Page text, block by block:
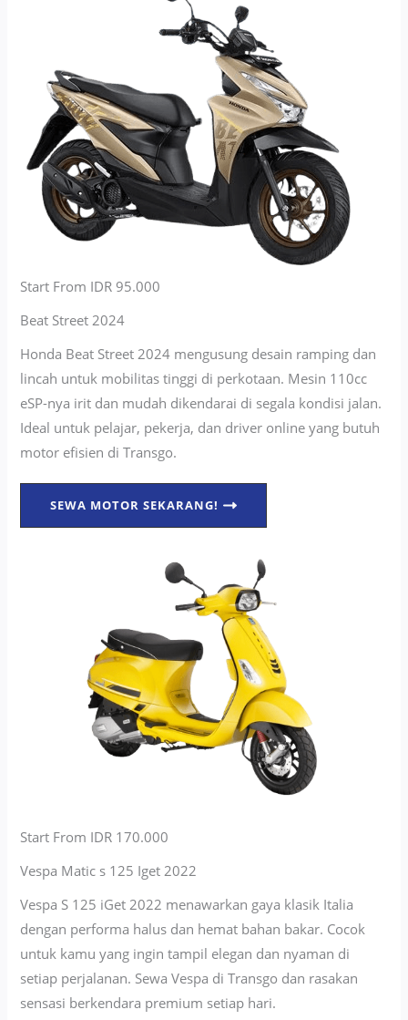
Start From IDR 95.000
Beat Street 2024
Honda Beat Street 2024 mengusung desain ramping dan
lincah untuk mobilitas tinggi di perkotaan. Mesin 110cc
eSP-nya irit dan mudah dikendarai di segala kondisi jalan.
Ideal untuk pelajar, pekerja, dan driver online yang butuh
motor efisien di Transgo.
SEWA MOTOR SEKARANG!
Start From IDR 170.000
Vespa Matic s 125 Iget 2022
Vespa S 125 iGet 2022 menawarkan gaya klasik Italia
dengan performa halus dan hemat bahan bakar. Cocok
untuk kamu yang ingin tampil elegan dan nyaman di
setiap perjalanan. Sewa Vespa di Transgo dan rasakan
sensasi berkendara premium setiap hari.